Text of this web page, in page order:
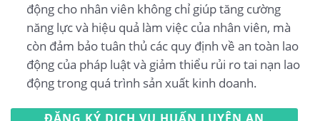
động cho nhân viên không chỉ giúp tăng cường
năng lực và hiệu quả làm việc của nhân viên, mà
còn đảm bảo tuân thủ các quy định về an toàn lao
động của pháp luật và giảm thiểu rủi ro tai nạn lao
động trong quá trình sản xuất kinh doanh.